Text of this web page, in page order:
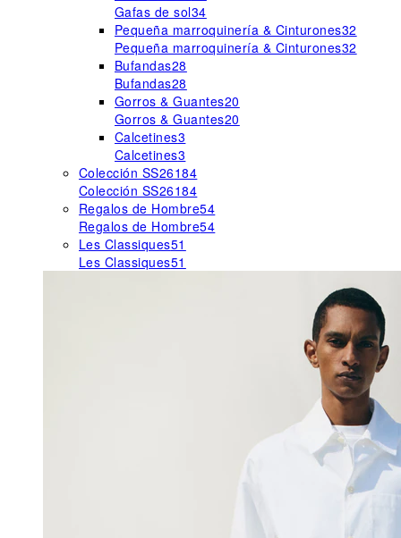
Gafas de sol34
Pequeña marroquinería & Cinturones32
Pequeña marroquinería & Cinturones32
Bufandas28
Bufandas28
Gorros & Guantes20
Gorros & Guantes20
Calcetines3
Calcetines3
Colección SS26184
Colección SS26184
Regalos de Hombre54
Regalos de Hombre54
Les Classiques51
Les Classiques51